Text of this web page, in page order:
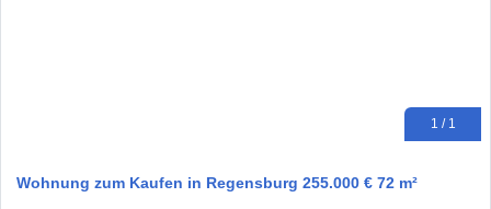
1 / 1
Wohnung zum Kaufen in Regensburg 255.000 € 72 m²